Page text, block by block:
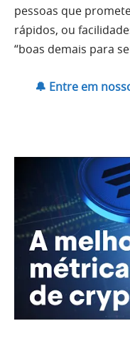
pessoas que
rápidos, ou
“boas demais para
🔔 Entre em